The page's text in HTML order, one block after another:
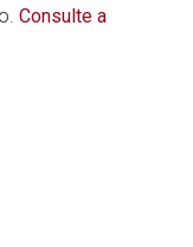
Consulte a